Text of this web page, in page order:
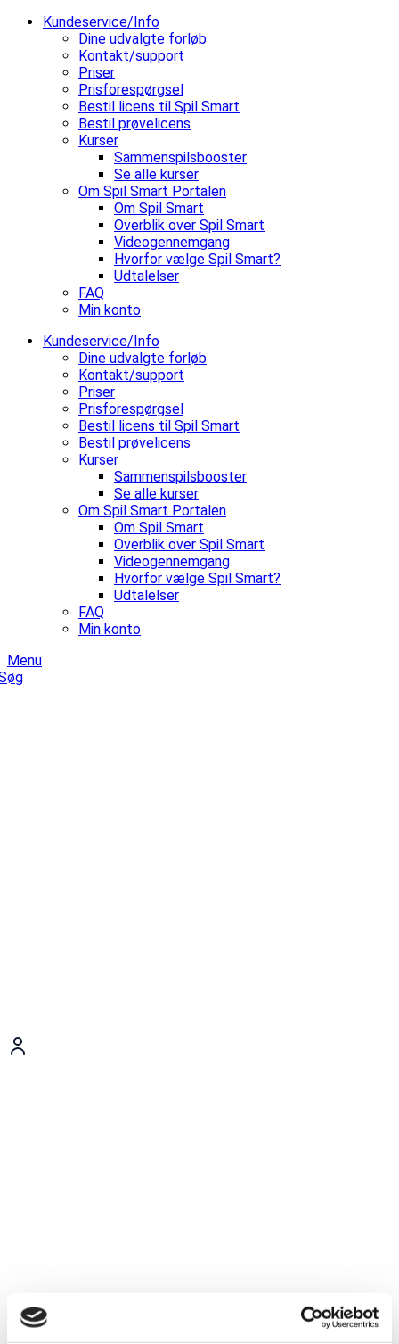
Kundeservice/Info
Dine udvalgte forløb
Kontakt/support
Priser
Prisforespørgsel
Bestil licens til Spil Smart
Bestil prøvelicens
Kurser
Sammenspilsbooster
Se alle kurser
Om Spil Smart Portalen
Om Spil Smart
Overblik over Spil Smart
Videogennemgang
Hvorfor vælge Spil Smart?
Udtalelser
FAQ
Min konto
Kundeservice/Info
Dine udvalgte forløb
Kontakt/support
Priser
Prisforespørgsel
Bestil licens til Spil Smart
Bestil prøvelicens
Kurser
Sammenspilsbooster
Se alle kurser
Om Spil Smart Portalen
Om Spil Smart
Overblik over Spil Smart
Videogennemgang
Hvorfor vælge Spil Smart?
Udtalelser
FAQ
Min konto
Menu